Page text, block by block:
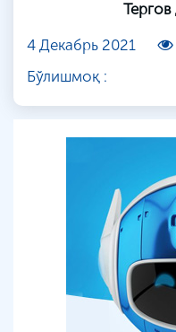
4 Декабрь 2021
Бўлишмоқ :